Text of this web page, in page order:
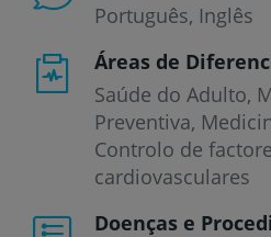
Português Inglês
Áreas de
Saúde do Adulto,
Preventiva,
Controlo de
cardiovasculares
Doenças e